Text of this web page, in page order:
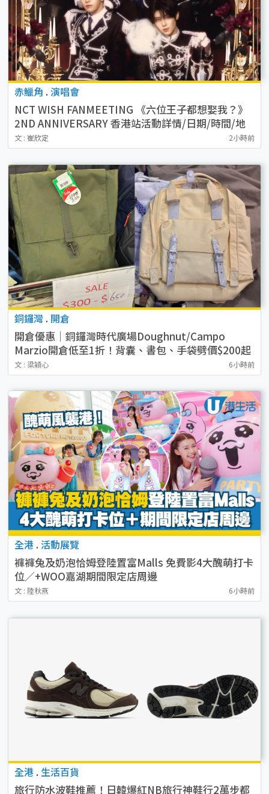
赤鱲角 . 演唱會
NCT WISH FANMEETING 《六位王子都想娶我？》
2ND ANNIVERSARY 香港站活動詳情/日期/時間/地
點/票價一覽
文 : 崔欣定 2小時前
銅鑼灣 . 開倉
開倉優惠｜銅鑼灣時代廣場Doughnut/Campo
Marzio開倉低至1折！背囊、書包、手袋劈價$200起
文 : 梁穎心 6小時前
全港 . 活動展覽
褲褲兔及奶泡恰姆登陸置富Malls 免費影4大醜萌打卡
位／+WOO嘉湖期間限定店周邊
文 : 陸秋燕 6小時前
全港 . 生活百貨
旅行防水波鞋推薦！日韓爆紅NB旅行神鞋行2萬步都